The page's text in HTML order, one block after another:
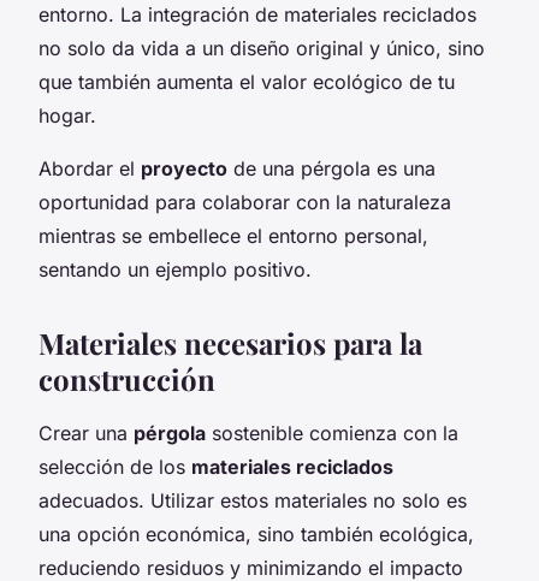
entorno. La integración de materiales reciclados
no solo da vida a un diseño original y único, sino
que también aumenta el valor ecológico de tu
hogar.
Abordar el proyecto de una pérgola es una
oportunidad para colaborar con la naturaleza
mientras se embellece el entorno personal,
sentando un ejemplo positivo.
Materiales necesarios para la
construcción
Crear una pérgola sostenible comienza con la
selección de los materiales reciclados
adecuados. Utilizar estos materiales no solo es
una opción económica, sino también ecológica,
reduciendo residuos y minimizando el impacto